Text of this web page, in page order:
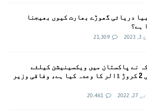
دریائی گھوڑے بھارت کیوں بھیجنا
ہے؟
21,309
نے پاکستان میں ویکسینیشن کیلئے
اضافی 2 کروڑ ڈالر کا وعدہ کیا ہے، وفاقی وزیر
2022
20,461